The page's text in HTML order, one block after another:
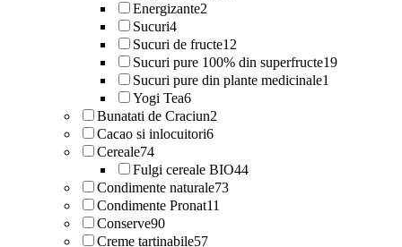
Energizante2
Sucuri4
Sucuri de fructe12
Sucuri pure 100% din superfructe19
Sucuri pure din plante medicinale1
Yogi Tea6
Bunatati de Craciun2
Cacao si inlocuitori6
Cereale74
Fulgi cereale BIO44
Condimente naturale73
Condimente Pronat11
Conserve90
Creme tartinabile57